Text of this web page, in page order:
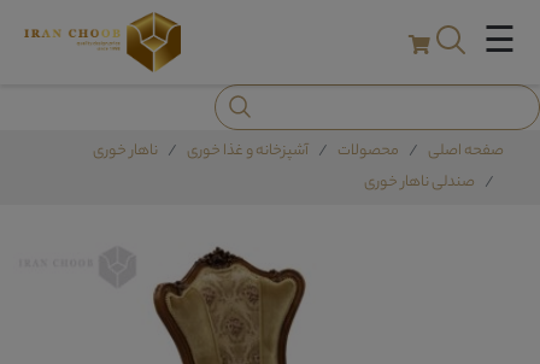
☰
صفحه اصلی محصولات آشپزخانه و غذا خوری
ناهار خوری
صندلی ناهار خوری